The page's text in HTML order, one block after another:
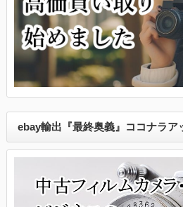
ebay輸出『最終奥義』ココナラア